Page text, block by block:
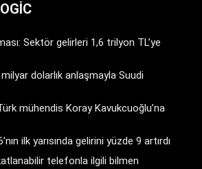
Sektör gelirleri 1,6 trilyon TL’ye
dolarlık anlaşmayla Suudi
mühendis Koray Kavukcuoğlu’na
ilk yarısında gelirini yüzde 9 artırdı
telefonla ilgili bilmen